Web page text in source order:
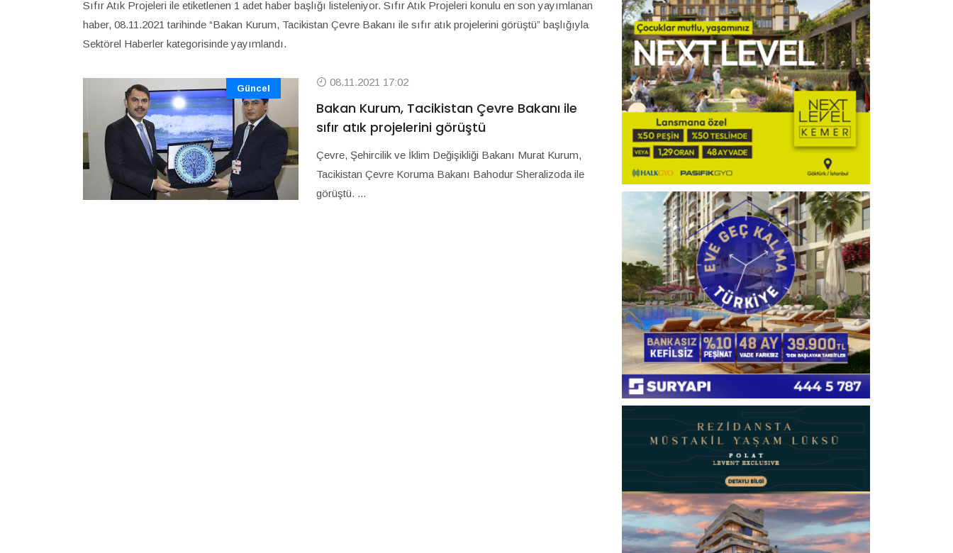
Sıfır Atık Projeleri ile etiketlenen 1 adet haber başlığı listeleniyor. Sıfır Atık Projeleri konulu en son yayımlanan
haber, 08.11.2021 tarihinde “Bakan Kurum, Tacikistan Çevre Bakanı ile sıfır atık projelerini görüştü” başlığıyla
Sektörel Haberler kategorisinde yayımlandı.
Güncel 08.11.2021 17:02
Bakan Kurum, Tacikistan Çevre Bakanı ile
sıfır atık projelerini görüştü
Çevre, Şehircilik ve İklim Değişikliği Bakanı Murat Kurum,
Tacikistan Çevre Koruma Bakanı Bahodur Sheralizoda ile
görüştü. ...